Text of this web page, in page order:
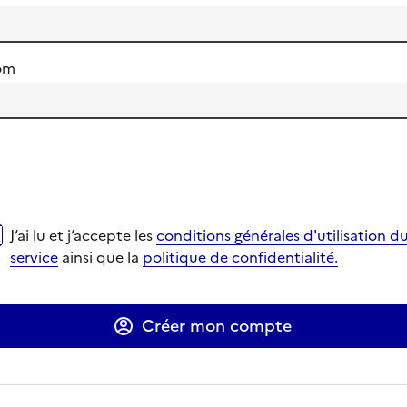
lu et j‘accepte lesconditions générales d'utilisation du
dans un nouvel onglet
dans un nouvel onglet
J‘ai lu et j‘accepte lesconditions générales d'utilisation du
service ainsi que la politique de confidentialité.
Créer mon compte